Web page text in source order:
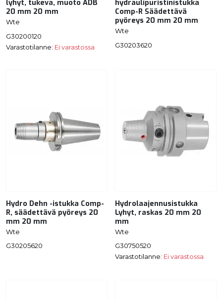
lyhyt, tukeva, muoto ADB
20 mm 20 mm
Wte
G30200120
Varastotilanne: Ei varastossa
hydraulipuristinistukka
Comp-R Säädettävä
pyöreys 20 mm 20 mm
Wte
G30203620
Hydro Dehn -istukka Comp-
R, säädettävä pyöreys 20
mm 20 mm
Wte
G30205620
Hydrolaajennusistukka
Lyhyt, raskas 20 mm 20
mm
Wte
G30750520
Varastotilanne: Ei varastossa